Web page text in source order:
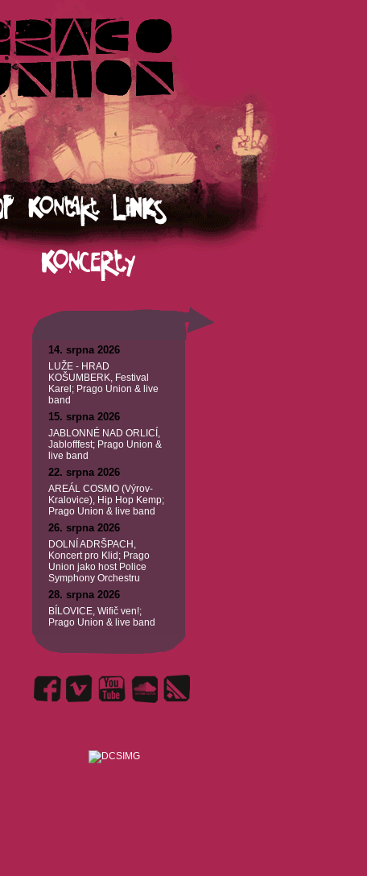
14. srpna 2026
LUŽE - HRAD
KOŠUMBERK, Festival
Karel; Prago Union & live
band
15. srpna 2026
JABLONNÉ NAD ORLICÍ,
Jablofffest; Prago Union &
live band
22. srpna 2026
AREÁL COSMO (Výrov-
Kralovice), Hip Hop Kemp;
Prago Union & live band
26. srpna 2026
DOLNÍ ADRŠPACH,
Koncert pro Klid; Prago
Union jako host Police
Symphony Orchestru
28. srpna 2026
BÍLOVICE, Wifič ven!;
Prago Union & live band